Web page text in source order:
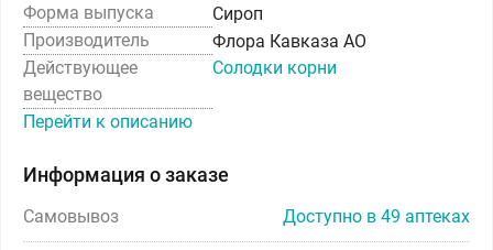
Форма выпуска
Сироп
Производитель
Флора Кавказа АО
Действующее
вещество
Солодки корни
Перейти к описанию
Информация о заказе
Самовывоз Доступно в 49 аптеках